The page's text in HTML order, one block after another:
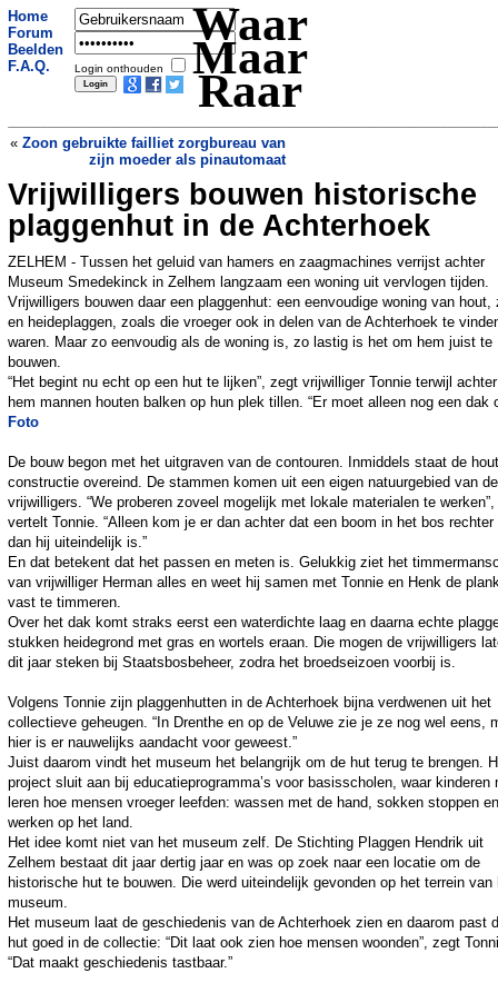
Home
Forum
Beelden
F.A.Q.
Login onthouden
Waar
Maar
Raar
« Zoon gebruikte failliet zorgbureau van
zijn moeder als pinautomaat
Meppel legt limiet op aan gebruik
ondergrondse container en wil zo
restafval verminderen»
Vrijwilligers bouwen historische
plaggenhut in de Achterhoek
ZELHEM - Tussen het geluid van hamers en zaagmachines verrijst achter
Museum Smedekinck in Zelhem langzaam een woning uit vervlogen tijden.
Vrijwilligers bouwen daar een plaggenhut: een eenvoudige woning van hout,
en heideplaggen, zoals die vroeger ook in delen van de Achterhoek te
waren. Maar zo eenvoudig als de woning is, zo lastig is het om hem juist te
bouwen.
“Het begint nu echt op een hut te lijken”, zegt vrijwilliger Tonnie terwijl achter
hem mannen houten balken op hun plek tillen. “Er moet alleen nog een dak
Foto
De bouw begon met het uitgraven van de contouren. Inmiddels staat de
constructie overeind. De stammen komen uit een eigen natuurgebied van de
vrijwilligers. “We proberen zoveel mogelijk met lokale materialen te werken”,
vertelt Tonnie. “Alleen kom je er dan achter dat een boom in het bos
dan hij uiteindelijk is.”
En dat betekent dat het passen en meten is. Gelukkig ziet het
van vrijwilliger Herman alles en weet hij samen met Tonnie en Henk de
vast te timmeren.
Over het dak komt straks eerst een waterdichte laag en daarna echte
stukken heidegrond met gras en wortels eraan. Die mogen de vrijwilligers
dit jaar steken bij Staatsbosbeheer, zodra het broedseizoen voorbij is.
Volgens Tonnie zijn plaggenhutten in de Achterhoek bijna verdwenen uit het
collectieve geheugen. “In Drenthe en op de Veluwe zie je ze nog wel eens,
hier is er nauwelijks aandacht voor geweest.”
Juist daarom vindt het museum het belangrijk om de hut terug te brengen.
project sluit aan bij educatieprogramma’s voor basisscholen, waar kinderen
leren hoe mensen vroeger leefden: wassen met de hand, sokken stoppen en
werken op het land.
Het idee komt niet van het museum zelf. De Stichting Plaggen Hendrik uit
Zelhem bestaat dit jaar dertig jaar en was op zoek naar een locatie om de
historische hut te bouwen. Die werd uiteindelijk gevonden op het terrein van
museum.
Het museum laat de geschiedenis van de Achterhoek zien en daarom past
hut goed in de collectie: “Dit laat ook zien hoe mensen woonden”, zegt
“Dat maakt geschiedenis tastbaar.”